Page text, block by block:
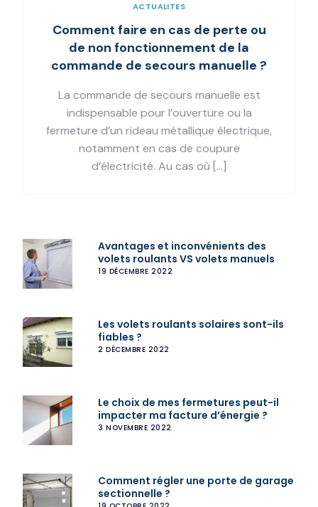
ACTUALITES
Comment faire en cas de perte ou
de non fonctionnement de la
commande de secours manuelle ?
La commande de secours manuelle est
indispensable pour l’ouverture ou la
fermeture d’un rideau métallique électrique,
notamment en cas de coupure
d’électricité. Au cas où […]
Avantages et inconvénients des
volets roulants VS volets manuels
19 DÉCEMBRE 2022
Les volets roulants solaires sont-ils
fiables ?
2 DÉCEMBRE 2022
Le choix de mes fermetures peut-il
impacter ma facture d’énergie ?
3 NOVEMBRE 2022
Comment régler une porte de garage
sectionnelle ?
Contact